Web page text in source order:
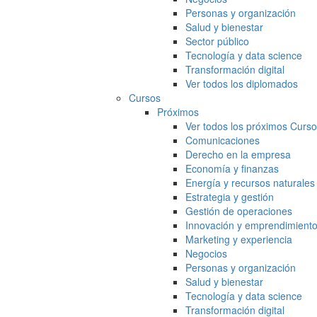
Personas y organización
Salud y bienestar
Sector público
Tecnología y data science
Transformación digital
Ver todos los diplomados
Cursos
Próximos
Ver todos los próximos
Comunicaciones
Derecho en la empresa
Economía y finanzas
Energía y recursos naturales
Estrategia y gestión
Gestión de operaciones
Innovación y emprendimiento
Marketing y experiencia
Negocios
Personas y organización
Salud y bienestar
Tecnología y data science
Transformación digital